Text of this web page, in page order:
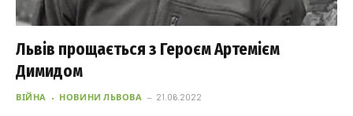
Львів прощається з Героєм Артемієм
Димидом
ВІЙНА НОВИНИ ЛЬВОВА 21.06.2022